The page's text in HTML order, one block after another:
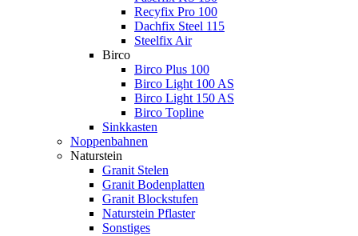
Recyfix Pro 100
Dachfix Steel 115
Steelfix Air
Birco
Birco Plus 100
Birco Light 100 AS
Birco Light 150 AS
Birco Topline
Sinkkasten
Noppenbahnen
Naturstein
Granit Stelen
Granit Bodenplatten
Granit Blockstufen
Naturstein Pflaster
Sonstiges